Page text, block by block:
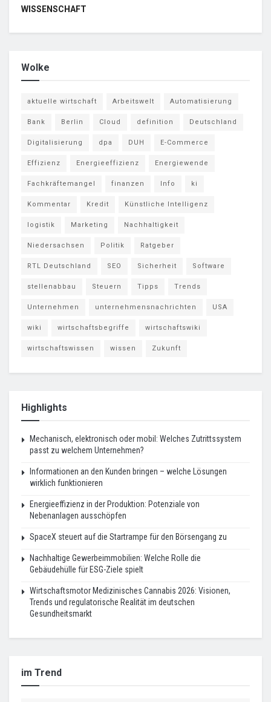
WISSENSCHAFT
Wolke
aktuelle wirtschaft Arbeitswelt Automatisierung
Bank Berlin Cloud definition Deutschland
Digitalisierung dpa DUH E-Commerce
Effizienz Energieeffizienz Energiewende
Fachkräftemangel finanzen Info ki
Kommentar Kredit Künstliche Intelligenz
logistik Marketing Nachhaltigkeit
Niedersachsen Politik Ratgeber
RTL Deutschland SEO Sicherheit Software
stellenabbau Steuern Tipps Trends
Unternehmen unternehmensnachrichten USA
wiki wirtschaftsbegriffe wirtschaftswiki
wirtschaftswissen wissen Zukunft
Highlights
Mechanisch, elektronisch oder mobil: Welches Zutrittssystem
passt zu welchem Unternehmen?
Informationen an den Kunden bringen – welche Lösungen
wirklich funktionieren
Energieeffizienz in der Produktion: Potenziale von
Nebenanlagen ausschöpfen
SpaceX steuert auf die Startrampe für den Börsengang zu
Nachhaltige Gewerbeimmobilien: Welche Rolle die
Gebäudehülle für ESG-Ziele spielt
Wirtschaftsmotor Medizinisches Cannabis 2026: Visionen,
Trends und regulatorische Realität im deutschen
Gesundheitsmarkt
im Trend